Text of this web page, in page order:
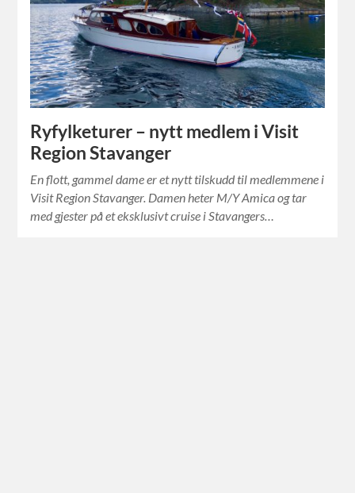
Ryfylketurer – nytt medlem i Visit
Region Stavanger
En flott, gammel dame er et nytt tilskudd til medlemmene i
Visit Region Stavanger. Damen heter M/Y Amica og tar
med gjester på et eksklusivt cruise i Stavangers…